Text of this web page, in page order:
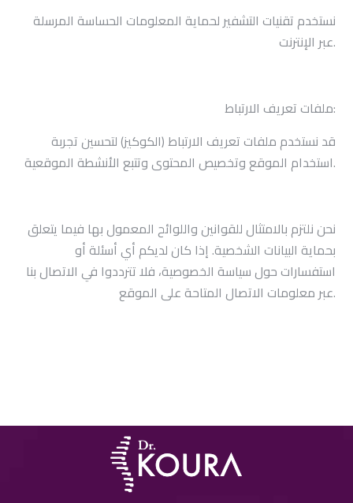
نستخدم تقنيات التشفير لحماية المعلومات الحساسة المرسلة
عبر الإنترنت.
ملفات تعريف الارتباط:
قد نستخدم ملفات تعريف الارتباط (الكوكيز) لتحسين تجربة
استخدام الموقع وتخصيص المحتوى وتتبع الأنشطة الموقعية.
نحن نلتزم بالامتثال للقوانين واللوائح المعمول بها فيما يتعلق
بحماية البيانات الشخصية. إذا كان لديكم أي أسئلة أو
استفسارات حول سياسة الخصوصية، فلا تترددوا في الاتصال بنا
عبر معلومات الاتصال المتاحة على الموقع.